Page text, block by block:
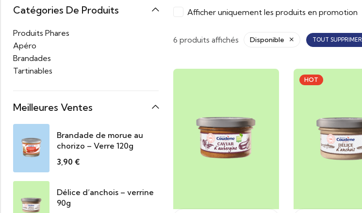
Afficher uniquement les produits en promotion
6 produits affichés Disponible TOUT SUPPRIMER
HOT
Catégories De Produits
Produits Phares
Apéro
Brandades
Tartinables
Meilleures Ventes
Brandade de morue au
chorizo – Verre 120g
3,90 €
Délice d’anchois – verrine
90g